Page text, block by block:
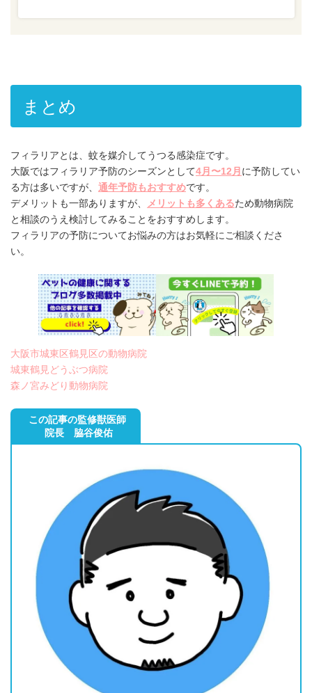
まとめ
フィラリアとは、蚊を媒介してうつる感染症です。
大阪ではフィラリア予防のシーズンとして4月〜12月 に予防してい
る方は多いですが、 通年予防もおすすめです。
デメリットも一部ありますが、 メリットも多くあるため動物病院
と相談のうえ検討してみることをおすすめします。
フィラリアの予防についてお悩みの方はお気軽にご相談くださ
い。
大阪市城東区鶴見区の動物病院
城東鶴見どうぶつ病院
森ノ宮みどり動物病院
この記事の監修獣医師
院長 脇谷俊佑